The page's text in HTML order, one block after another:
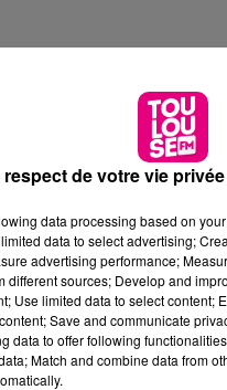
respect de votre vie
data processing based on
data to select advertising;
advertising performance;
different sources; Develop and
Use limited data to select content;
Save and communicate
data to offer following
Match and combine data from